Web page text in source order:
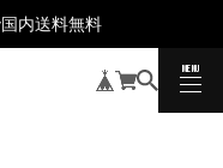
内送料無料
MENU
CLOSE